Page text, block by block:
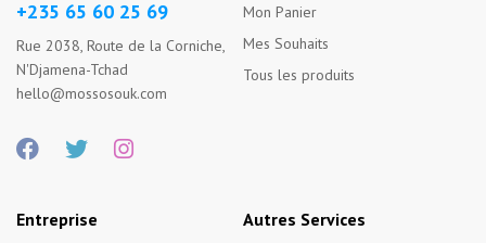
+235 65 60 25 69
Rue 2038, Route de la Corniche,
N'Djamena-Tchad
hello@mossosouk.com
Mon Panier
Mes Souhaits
Tous les produits
Entreprise Autres Services